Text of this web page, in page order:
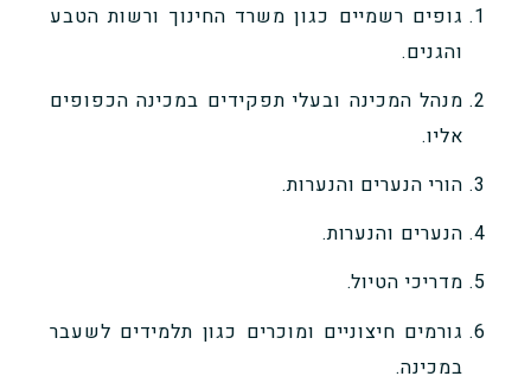
גופים רשמיים כגון משרד החינוך ורשות הטבע
והגנים.
מנהל המכינה ובעלי תפקידים במכינה הכפופים
אליו.
הורי הנערים והנערות.
הנערים והנערות.
מדריכי הטיול.
גורמים חיצוניים ומוכרים כגון תלמידים לשעבר
במכינה.